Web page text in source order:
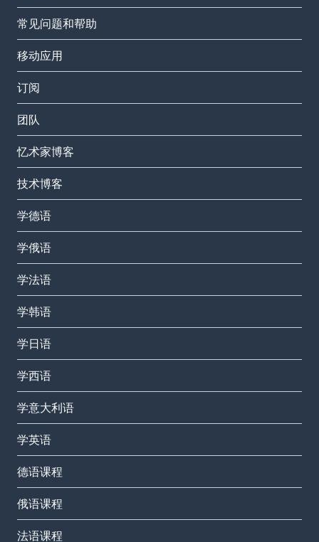
常见问题和帮助
移动应用
订阅
团队
忆术家博客
技术博客
学德语
学俄语
学法语
学韩语
学日语
学西语
学意大利语
学英语
德语课程
俄语课程
法语课程